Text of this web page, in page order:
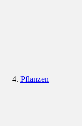
Pflanzen